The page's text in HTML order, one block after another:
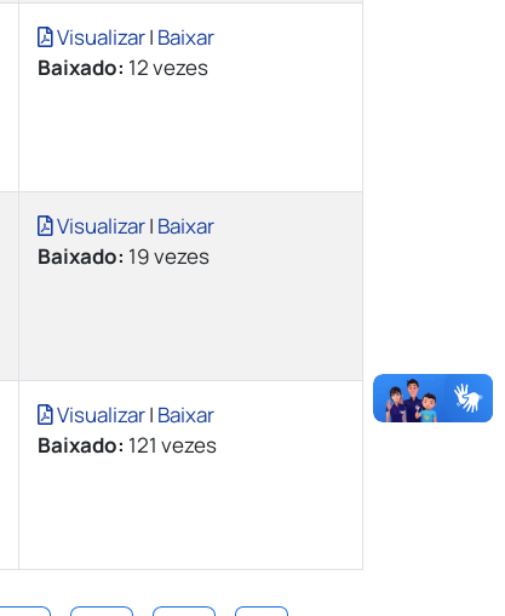
Visualizar| Baixar
Baixado: 12 vezes
Visualizar| Baixar
Baixado: 19 vezes
Visualizar| Baixar
Baixado: 121 vezes